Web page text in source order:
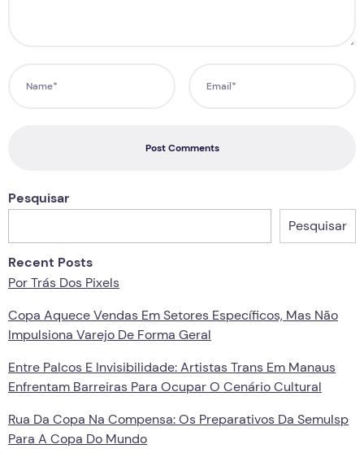
Post Comments
Pesquisar
Pesquisar
Recent Posts
Por Trás Dos Pixels
Copa Aquece Vendas Em Setores Específicos, Mas Não
Impulsiona Varejo De Forma Geral
Entre Palcos E Invisibilidade: Artistas Trans Em Manaus
Enfrentam Barreiras Para Ocupar O Cenário Cultural
Rua Da Copa Na Compensa: Os Preparativos Da Semulsp
Para A Copa Do Mundo